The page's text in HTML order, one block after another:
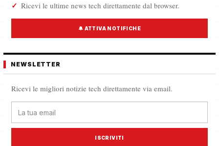
Ricevi le ultime news tech direttamente dal browser.
🔔 ATTIVA NOTIFICHE
NEWSLETTER
Ricevi le migliori notizie tech direttamente via email.
ISCRIVITI